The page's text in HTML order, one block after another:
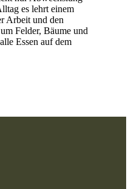
es lehrt einem
Arbeit und den
Felder, Bäume und
Essen auf dem